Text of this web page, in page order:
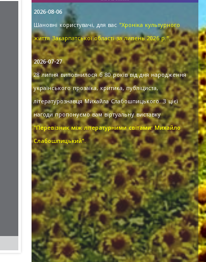
2026-08-06
Шановні користувачі, для вас "Хроніка культурного
життя Закарпатської області за липень 2026 р.".
2026-07-27
28 липня виповнилося б 80 років від дня народження
українського прозаїка, критика, публіциста,
літературознавця Михайла Слабошпицького. З цієї
нагоди пропонуємо вам віртуальну виставку
"Перевізник між літературними світами: Михайло
Слабошпицький".